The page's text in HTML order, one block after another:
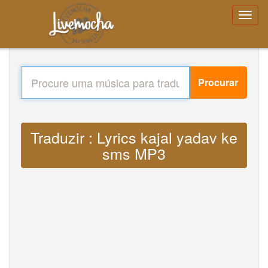
Procurar
Traduzir : Lyrics kajal yadav ke
sms MP3